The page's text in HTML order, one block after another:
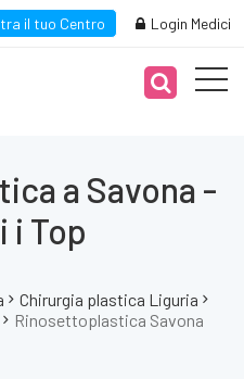
il tuo Centro Login Medici
a Savona -
i Top
Chirurgia plastica Liguria
Rinosettoplastica Savona